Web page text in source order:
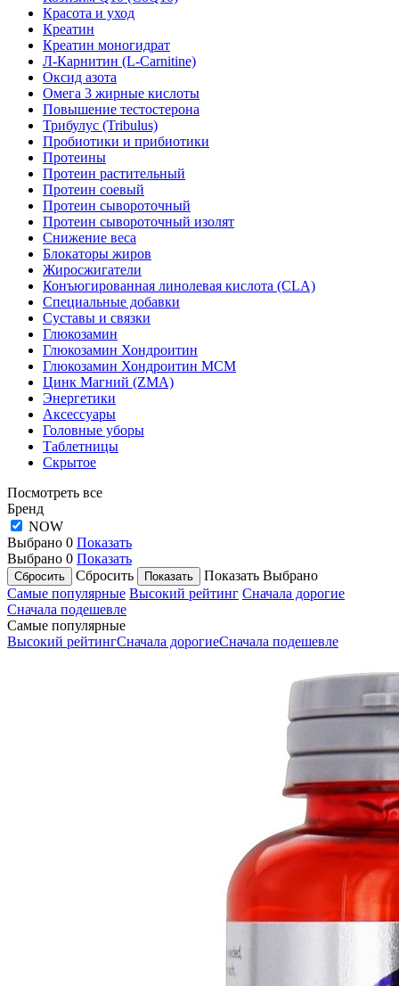
Красота и уход
Креатин
Креатин моногидрат
Л-Карнитин (L-Сarnitine)
Оксид азота
Омега 3 жирные кислоты
Повышение тестостерона
Трибулус (Tribulus)
Пробиотики и прибиотики
Протеины
Протеин растительный
Протеин соевый
Протеин сывороточный
Протеин сывороточный изолят
Снижение веса
Блокаторы жиров
Жиросжигатели
Конъюгированная линолевая кислота (CLA)
Специальные добавки
Суставы и связки
Глюкозамин
Глюкозамин Хондроитин
Глюкозамин Хондроитин МСМ
Цинк Магний (ZMA)
Энергетики
Аксессуары
Головные уборы
Таблетницы
Скрытое
Посмотреть все
Бренд
NOW
Выбрано 0 Показать
Выбрано 0 Показать
Сбросить
Показать Выбрано
Самые популярные Высокий рейтинг Сначала дорогие
Сначала подешевле
Самые популярные
Высокий рейтингСначала дорогиеСначала подешевле